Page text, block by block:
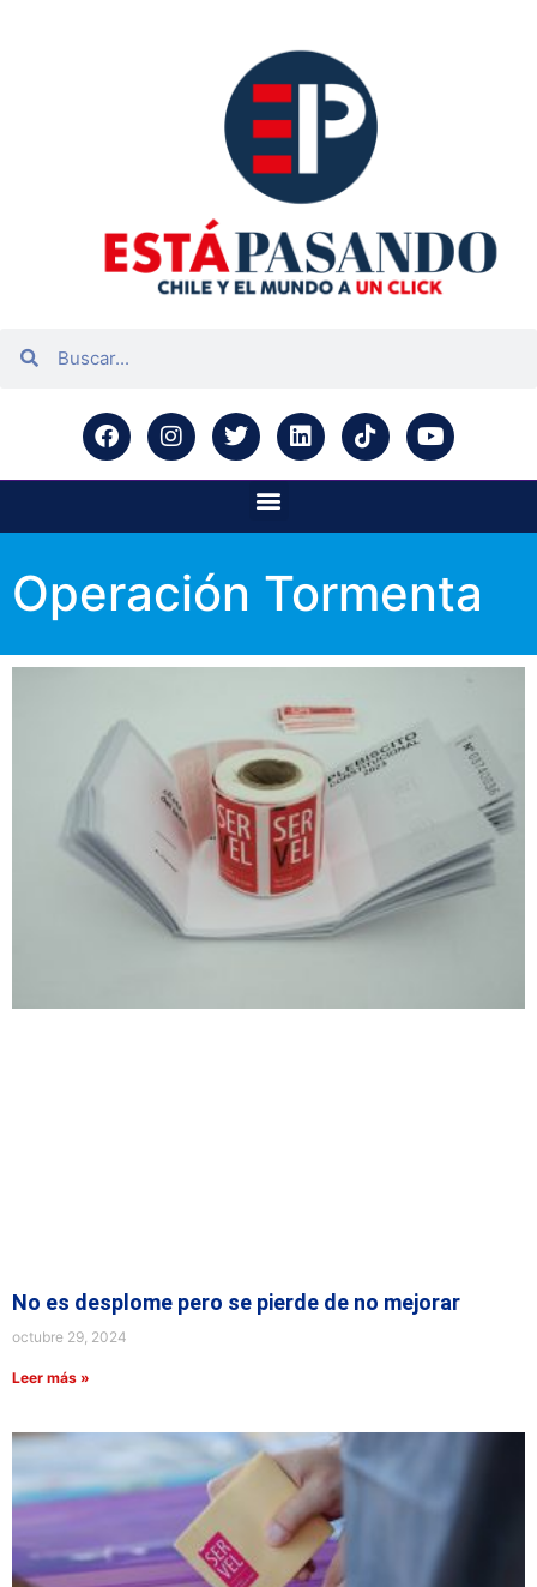
Operación Tormenta
No es desplome pero se pierde de no mejorar
octubre 29, 2024
Leer más »